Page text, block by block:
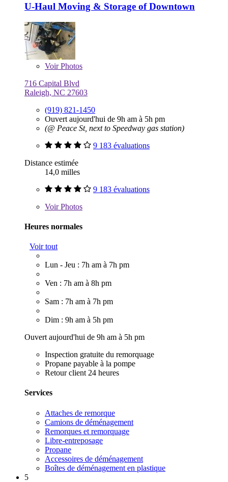
U-Haul Moving & Storage of Downtown
VoirPhotos
716 Capital Blvd
Raleigh, NC 27603
(919) 821-1450
Ouvert aujourd'hui de 9h am à 5h pm
(@ Peace St, next to Speedway gas station)
9 183 évaluations
Distance estimée
14,0 milles
9 183 évaluations
VoirPhotos
Heures normales
Voir tout
Lun - Jeu : 7h am à 7h pm
Ven : 7h am à 8h pm
Sam : 7h am à 7h pm
Dim : 9h am à 5h pm
Ouvert aujourd'hui de 9h am à 5h pm
Inspection gratuite du remorquage
Propane payable à la pompe
Retour client 24 heures
Services
Attaches de remorque
Camions de déménagement
Remorques et remorquage
Libre-entreposage
Propane
Accessoires de déménagement
Boîtes de déménagement en plastique
5